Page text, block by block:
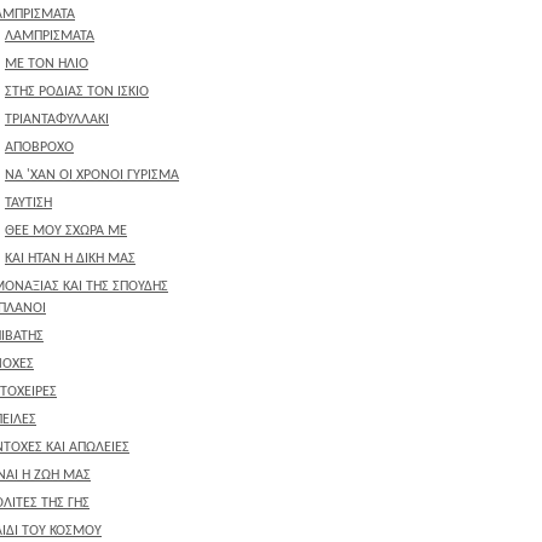
ΛΑΜΠΡΙΣΜΑΤΑ
ΜΕ ΤΟΝ ΗΛΙΟ
ΣΤΗΣ ΡΟΔΙΑΣ ΤΟΝ ΙΣΚΙΟ
ΤΡΙΑΝΤΑΦΥΛΛΑΚΙ
ΑΠΟΒΡΟΧΟ
ΝΑ 'ΧΑΝ ΟΙ ΧΡΟΝΟΙ ΓΥΡΙΣΜΑ
ΤΑΥΤΙΣΗ
ΘΕΕ ΜΟΥ ΣΧΩΡΑ ΜΕ
ΚΑΙ ΗΤΑΝ Η ΔΙΚΗ ΜΑΣ
ΚΑΙ ΤΗΣ ΣΠΟΥΔΗΣ
ΚΑΙ ΑΠΩΛΕΙΕΣ
Η ΖΩΗ ΜΑΣ
ΤΗΣ ΓΗΣ
ΤΟΥ ΚΟΣΜΟΥ